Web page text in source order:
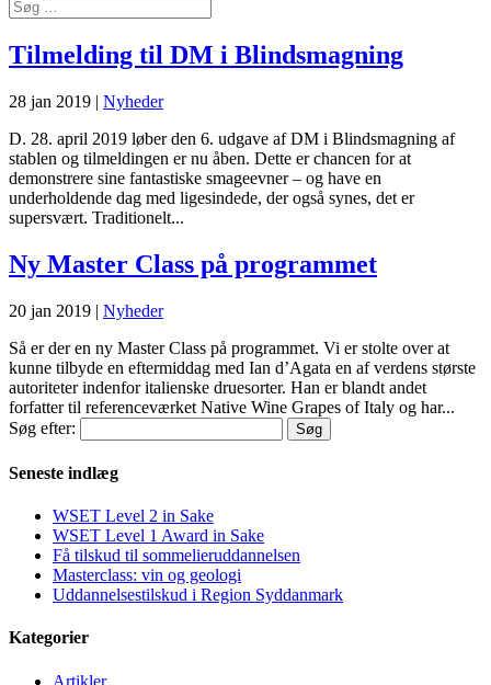
Tilmelding til DM i Blindsmagning
28 jan 2019 | Nyheder
D. 28. april 2019 løber den 6. udgave af DM i Blindsmagning af
stablen og tilmeldingen er nu åben. Dette er chancen for at
demonstrere sine fantastiske smageevner – og have en
underholdende dag med ligesindede, der også synes, det er
supersvært. Traditionelt...
Ny Master Class på programmet
20 jan 2019 | Nyheder
Så er der en ny Master Class på programmet. Vi er stolte over at
kunne tilbyde en eftermiddag med Ian d’Agata en af verdens største
autoriteter indenfor italienske druesorter. Han er blandt andet
forfatter til referenceværket Native Wine Grapes of Italy og har...
Søg efter:
Seneste indlæg
WSET Level 2 in Sake
WSET Level 1 Award in Sake
Få tilskud til sommelieruddannelsen
Masterclass: vin og geologi
Uddannelsestilskud i Region Syddanmark
Kategorier
Artikler